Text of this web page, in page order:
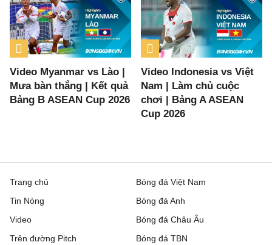
Video Myanmar vs Lào |
Mưa bàn thắng | Kết quả
Bảng B ASEAN Cup 2026
Video Indonesia vs Việt
Nam | Làm chủ cuộc
chơi | Bảng A ASEAN
Cup 2026
Trang chủ
Tin Nóng
Video
Trên đường Pitch
Bóng đá Việt Nam
Bóng đá Anh
Bóng đá Châu Âu
Bóng đá TBN